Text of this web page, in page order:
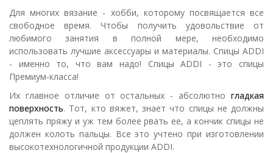
Для многих вязание - хобби, которому посвящается все
свободное время. Чтобы получить удовольствие от
любимого занятия в полной мере, необходимо
использовать лучшие аксессуары и материалы. Спицы ADDI
- именно то, что вам надо! Спицы ADDI - это спицы
Премиум-класса!
Их главное отличие от остальных - абсолютно гладкая
поверхность. Тот, кто вяжет, знает что спицы не должны
цеплять пряжу и уж тем более рвать ее, а кончик спицы не
должен колоть пальцы. Все это учтено при изготовлении
высокотехнологичной продукции ADDI.